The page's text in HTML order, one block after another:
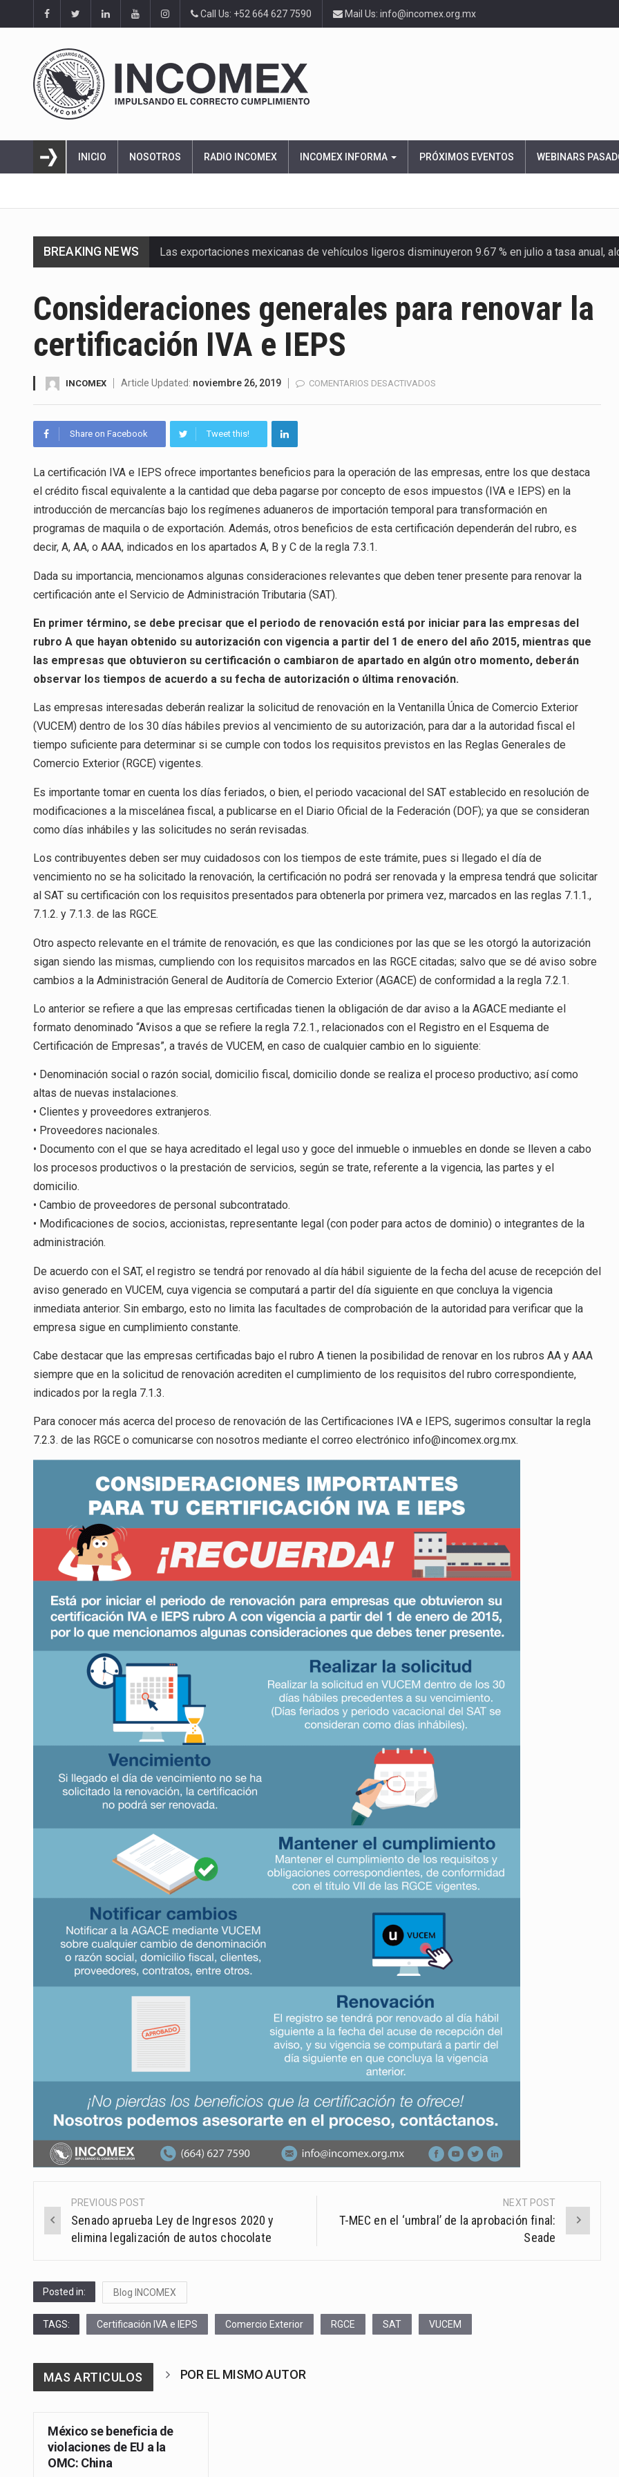
Call Us: +52 664 627 7590 Mail Us: info@incomex.org.mx
INICIO NOSOTROS RADIO INCOMEX INCOMEX INFORMA PRÓXIMOS EVENTOS WEBINARS
BREAKING NEWS Las exportaciones mexicanas de vehículos ligeros disminuyeron 9.67 % en julio a tasa anual,
La Coalition for a Prosperous America (CPA) solicitó al gobierno de Estados Unidos mantener
Solo el 17.8 % de las empresas en México se considera totalmente preparada para la…
Ante la suspensión temporal de las inspecciones sanitarias del Departamento de Agricultura
Los créditos fiscales determinados a empresas IMMEX rara vez nacen de una interpretación
La industria automotriz mexicana concentra más de la mitad de las quejas bajo el Mecanismo…
La inversión fija bruta en México registró un aumento de 1.1% interanual en mayo de…
El gobierno de Estados Unidos anunciará un arancel del 15 % sobre los productos fabricados…
El Departamento de Agricultura de Estados Unidos (USDA) suspendió el 5 de agosto de 2026…
Consideraciones generales para renovar la
certificación IVA e IEPS
INCOMEX Article Updated: noviembre 26, 2019 COMENTARIOS DESACTIVADOS
CERTIFICACIÓN
IEPS
Share on Facebook Tweet this!
La certificación IVA e IEPS ofrece importantes beneficios para la operación de las empresas, entre los que destaca
el crédito fiscal equivalente a la cantidad que deba pagarse por concepto de esos impuestos (IVA e IEPS) en la
introducción de mercancías bajo los regímenes aduaneros de importación temporal para transformación en
programas de maquila o de exportación. Además, otros beneficios de esta certificación dependerán del rubro, es
decir, A, AA, o AAA, indicados en los apartados A, B y C de la regla 7.3.1.
Dada su importancia, mencionamos algunas consideraciones relevantes que deben tener presente para renovar la
certificación ante el Servicio de Administración Tributaria (SAT).
En primer término, se debe precisar que el periodo de renovación está por iniciar para las empresas del
rubro A que hayan obtenido su autorización con vigencia a partir del 1 de enero del año 2015, mientras que
las empresas que obtuvieron su certificación o cambiaron de apartado en algún otro momento, deberán
observar los tiempos de acuerdo a su fecha de autorización o última renovación.
Las empresas interesadas deberán realizar la solicitud de renovación en la Ventanilla Única de Comercio Exterior
(VUCEM) dentro de los 30 días hábiles previos al vencimiento de su autorización, para dar a la autoridad fiscal el
tiempo suficiente para determinar si se cumple con todos los requisitos previstos en las Reglas Generales de
Comercio Exterior (RGCE) vigentes.
Es importante tomar en cuenta los días feriados, o bien, el periodo vacacional del SAT establecido en resolución de
modificaciones a la miscelánea fiscal, a publicarse en el Diario Oficial de la Federación (DOF); ya que se consideran
como días inhábiles y las solicitudes no serán revisadas.
Los contribuyentes deben ser muy cuidadosos con los tiempos de este trámite, pues si llegado el día de
vencimiento no se ha solicitado la renovación, la certificación no podrá ser renovada y la empresa tendrá que solicitar
al SAT su certificación con los requisitos presentados para obtenerla por primera vez, marcados en las reglas 7.1.1.,
7.1.2. y 7.1.3. de las RGCE.
Otro aspecto relevante en el trámite de renovación, es que las condiciones por las que se les otorgó la autorización
sigan siendo las mismas, cumpliendo con los requisitos marcados en las RGCE citadas; salvo que se dé aviso sobre
cambios a la Administración General de Auditoría de Comercio Exterior (AGACE) de conformidad a la regla 7.2.1.
Lo anterior se refiere a que las empresas certificadas tienen la obligación de dar aviso a la AGACE mediante el
formato denominado “Avisos a que se refiere la regla 7.2.1., relacionados con el Registro en el Esquema de
Certificación de Empresas”, a través de VUCEM, en caso de cualquier cambio en lo siguiente:
• Denominación social o razón social, domicilio fiscal, domicilio donde se realiza el proceso productivo; así como
altas de nuevas instalaciones.
• Clientes y proveedores extranjeros.
• Proveedores nacionales.
• Documento con el que se haya acreditado el legal uso y goce del inmueble o inmuebles en donde se lleven a cabo
los procesos productivos o la prestación de servicios, según se trate, referente a la vigencia, las partes y el
domicilio.
• Cambio de proveedores de personal subcontratado.
• Modificaciones de socios, accionistas, representante legal (con poder para actos de dominio) o integrantes de la
administración.
De acuerdo con el SAT, el registro se tendrá por renovado al día hábil siguiente de la fecha del acuse de recepción del
aviso generado en VUCEM, cuya vigencia se computará a partir del día siguiente en que concluya la vigencia
inmediata anterior. Sin embargo, esto no limita las facultades de comprobación de la autoridad para verificar que la
empresa sigue en cumplimiento constante.
Cabe destacar que las empresas certificadas bajo el rubro A tienen la posibilidad de renovar en los rubros AA y AAA
siempre que en la solicitud de renovación acrediten el cumplimiento de los requisitos del rubro correspondiente,
indicados por la regla 7.1.3.
Para conocer más acerca del proceso de renovación de las Certificaciones IVA e IEPS, sugerimos consultar la regla
7.2.3. de las RGCE o comunicarse con nosotros mediante el correo electrónico info@incomex.org.mx.
Post
navigation
PREVIOUS POST
Senado aprueba Ley de Ingresos 2020 y
elimina legalización de autos chocolate
NEXT POST
T-MEC en el ‘umbral’ de la aprobación final:
Seade
Posted in: Blog INCOMEX
TAGS: Certificación IVA e IEPS Comercio Exterior RGCE SAT VUCEM
MAS ARTICULOS POR EL MISMO AUTOR
México se beneficia de
violaciones de EU a la
OMC: China